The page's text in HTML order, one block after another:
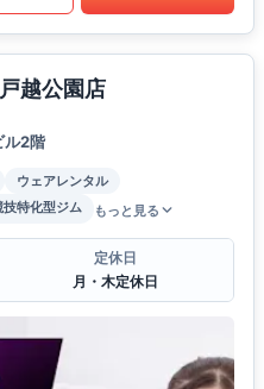
越公園店
ル2階
ウェアレンタル
技特化型ジム もっと見る
定休日
月・木定休日